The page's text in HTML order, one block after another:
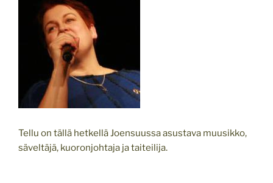
Tellu on tällä hetkellä Joensuussa asustava muusikko,
säveltäjä, kuoronjohtaja ja taiteilija.